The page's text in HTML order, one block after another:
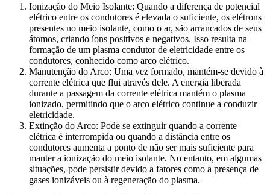
Ionização do Meio Isolante: Quando a diferença de potencial
elétrico entre os condutores é elevada o suficiente, os elétrons
presentes no meio isolante, como o ar, são arrancados de seus
átomos, criando íons positivos e negativos. Isso resulta na
formação de um plasma condutor de eletricidade entre os
condutores, conhecido como arco elétrico.
Manutenção do Arco: Uma vez formado, mantém-se devido à
corrente elétrica que flui através dele. A energia liberada
durante a passagem da corrente elétrica mantém o plasma
ionizado, permitindo que o arco elétrico continue a conduzir
eletricidade.
Extinção do Arco: Pode se extinguir quando a corrente
elétrica é interrompida ou quando a distância entre os
condutores aumenta a ponto de não ser mais suficiente para
manter a ionização do meio isolante. No entanto, em algumas
situações, pode persistir devido a fatores como a presença de
gases ionizáveis ou à regeneração do plasma.